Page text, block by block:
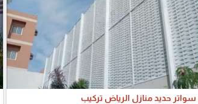
سواتر حديد منازل الرياض تركيب